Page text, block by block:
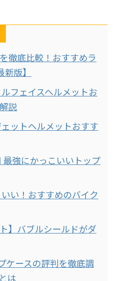
徹底比較！おすすめラ
版】
フェイスヘルメットお
説
ェットヘルメットおすす
最強にかっこいいトップ
いい！おすすめのバイク
】バブルシールドがダ
ケースの評判を徹底調
は